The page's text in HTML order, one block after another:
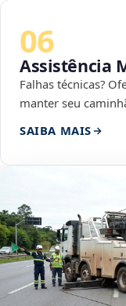
06
Assistência
Falhas técnicas?
manter seu
SAIBA MAIS